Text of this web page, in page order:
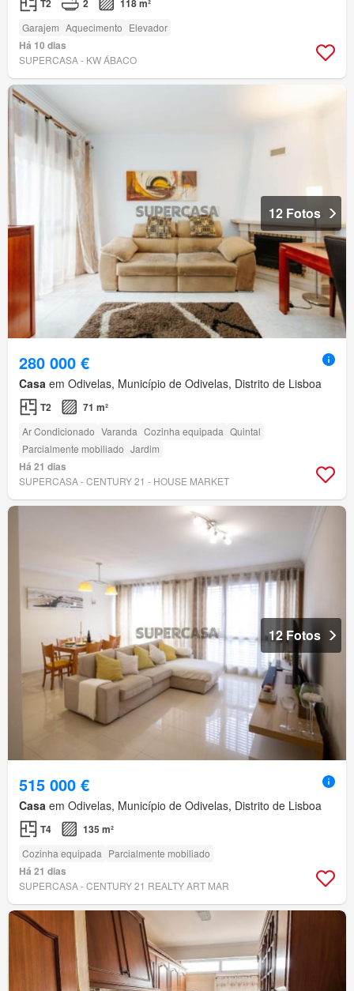
T2 2 118 m²
Garajem Aquecimento Elevador
Há 10 dias
SUPERCASA - KW ÁBACO
12 Fotos
280 000 €
Casa em Odivelas, Município de Odivelas, Distrito de Lisboa
T2 71 m²
Ar Condicionado Varanda Cozinha equipada Quintal
Parcialmente mobiliado Jardim
Há 21 dias
SUPERCASA - CENTURY 21 - HOUSE MARKET
12 Fotos
515 000 €
Casa em Odivelas, Município de Odivelas, Distrito de Lisboa
T4 135 m²
Cozinha equipada Parcialmente mobiliado
Há 21 dias
SUPERCASA - CENTURY 21 REALTY ART MAR